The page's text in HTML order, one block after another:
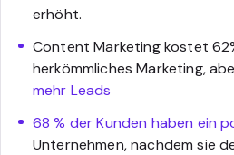
erhöht.
Content Marketing kostet
herkömmliches Marketing,
mehr Leads
68 % der Kunden haben ein
Unternehmen, nachdem sie